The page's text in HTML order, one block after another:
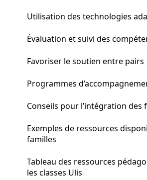
Utilisation des technologies
Évaluation et suivi des
Favoriser le soutien entre pairs
Programmes
Conseils pour l’intégration des
Exemples de ressources
familles
Tableau des ressources
les classes Ulis